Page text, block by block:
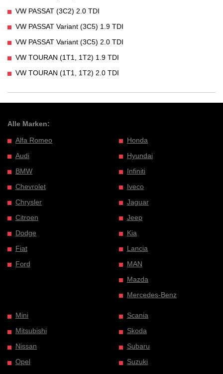
VW PASSAT (3C2) 2.0 TDI
VW PASSAT Variant (3C5) 1.9 TDI
VW PASSAT Variant (3C5) 2.0 TDI
VW TOURAN (1T1, 1T2) 1.9 TDI
VW TOURAN (1T1, 1T2) 2.0 TDI
Alle Marken:
Alfa Romeo
Audi
BMW
Chevrolet
Chrysler
Citroen
Dodge
Fiat
Ford
Honda
Hyundai
Infiniti
Iveco
Jaguar
Jeep
Kia
Lancia
MAN
Mazda
Mercedes-Benz
Mini
Mitsubishi
Nissan
Opel
Scania
Skoda
Subaru
Suzuki